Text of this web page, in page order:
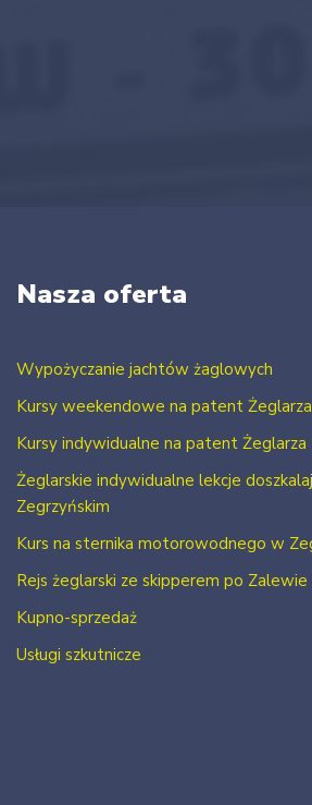
Nasza oferta
Wypożyczanie jachtów żaglowych
Kursy weekendowe na patent Żeglarza
Kursy indywidualne na patent Żeglarza
Żeglarskie indywidualne lekcje
Zegrzyńskim
Kurs na sternika motorowodnego w
Rejs żeglarski ze skipperem po
Kupno-sprzedaż
Usługi szkutnicze